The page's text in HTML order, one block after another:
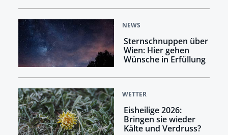
NEWS
Sternschnuppen über
Wien: Hier gehen
Wünsche in Erfüllung
WETTER
Eisheilige 2026:
Bringen sie wieder
Kälte und Verdruss?